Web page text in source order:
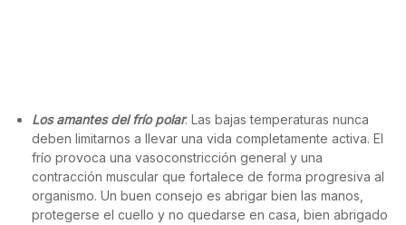
Los amantes del frío polar. Las bajas temperaturas nunca
deben limitarnos a llevar una vida completamente activa. El
frío provoca una vasoconstricción general y una
contracción muscular que fortalece de forma progresiva al
organismo. Un buen consejo es abrigar bien las manos,
protegerse el cuello y no quedarse en casa, bien abrigado